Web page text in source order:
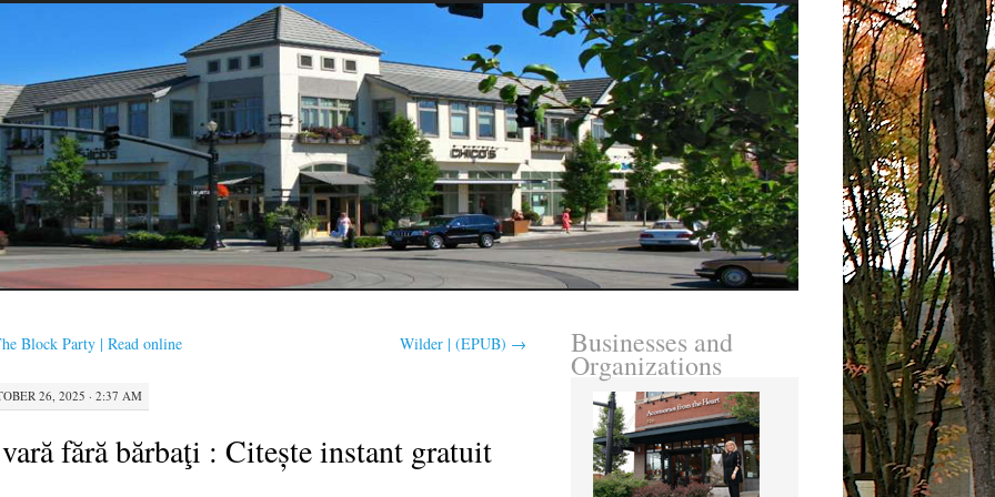
Block Party | Read online Wilder | (EPUB) →
26, 2025 · 2:37 AM
fără bărbaţi : Citește instant gratuit
Businesses and
Organizations